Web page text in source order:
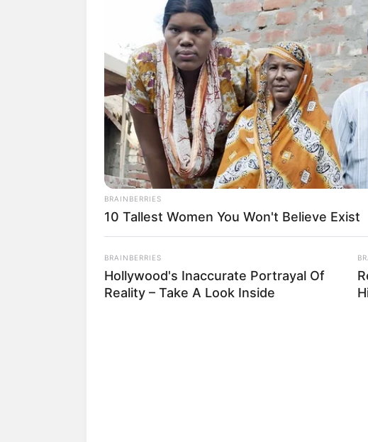
BRAINBERRIES
10 Tallest Women You Won't Believe Exist
BRAINBERRIES
Hollywood's Inaccurate Portrayal Of
Reality – Take A Look Inside